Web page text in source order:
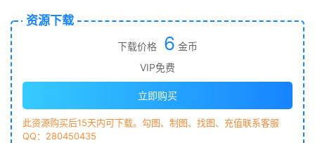
资源下载
下载价格 6 金币
VIP免费
立即购买
此资源购买后15天内可下载。勾图、制图、找图、充值联系客服
QQ：280450435